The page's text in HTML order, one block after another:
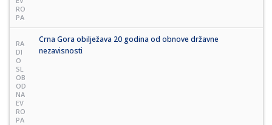
RO
PA
RA
DI
O
SL
OB
OD
NA
EV
RO
PA
Crna Gora obilježava 20 godina od obnove državne
nezavisnosti